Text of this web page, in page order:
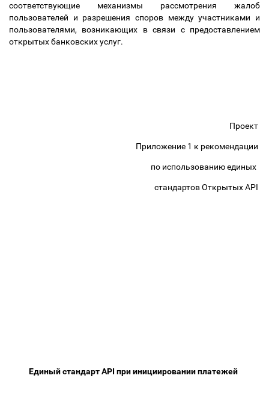
соответствующие механизмы рассмотрения жалоб
пользователей и разрешения споров между участниками и
пользователями, возникающих в связи с предоставлением
открытых банковских услуг.
Проект
Приложение 1 к рекомендации
по использованию единых
стандартов Открытых API
Единый стандартAPIпри инициировании платежей